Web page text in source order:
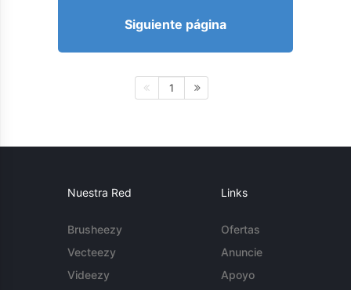
Siguiente página
1
Nuestra Red
Brusheezy
Vecteezy
Videezy
Links
Ofertas
Anuncie
Apoyo